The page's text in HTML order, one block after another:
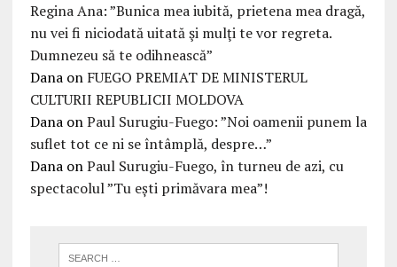
Regina Ana: ”Bunica mea iubită, prietena mea dragă,
nu vei fi niciodată uitată şi mulţi te vor regreta.
Dumnezeu să te odihnească”
Danaon FUEGO PREMIAT DE MINISTERUL
CULTURII REPUBLICII MOLDOVA
DanaonPaul Surugiu-Fuego: ”Noi oamenii punem la
suflet tot ce ni se întâmplă, despre…”
DanaonPaul Surugiu-Fuego, în turneu de azi, cu
spectacolul ”Tu ești primăvara mea”!